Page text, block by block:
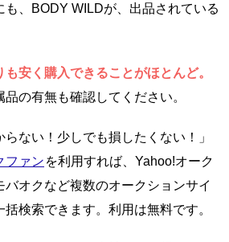
も、BODY WILDが、出品されている
安く購入できることがほとんど。
の有無も確認してください。
らない！少しでも損したくない！」
ファン を利用すれば、Yahoo!オーク
バオクなど複数のオークションサイ
括検索できます。利用は無料です。